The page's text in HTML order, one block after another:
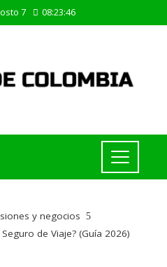
7 08:23:46
y negocios
de Viaje? (Guía 2026)